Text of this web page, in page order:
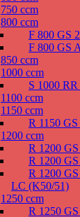
750 ccm
800 ccm
F 800 GS
F 800 GS
850 ccm
1000 ccm
S 1000
1100 ccm
1150 ccm
R 1150
1200 ccm
R 1200
R 1200
R 1200
LC (K50/51)
1250 ccm
R 1250